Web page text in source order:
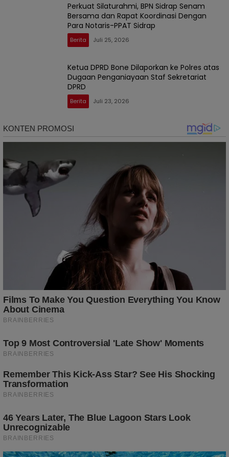
Perkuat Silaturahmi, BPN Sidrap Senam
Bersama dan Rapat Koordinasi Dengan
Para Notaris-PPAT Sidrap
Berita Juli 25, 2026
Ketua DPRD Bone Dilaporkan ke Polres atas
Dugaan Penganiayaan Staf Sekretariat
DPRD
Berita Juli 23, 2026